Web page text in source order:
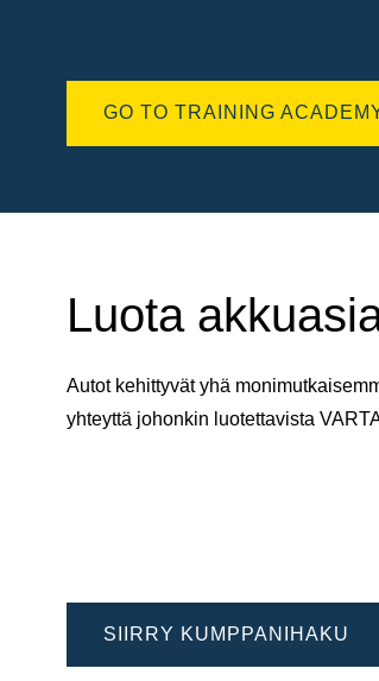
GO TO TRAINING
Luota
Autot kehittyvät yhä
yhteyttä johonkin luotettavista
SIIRRY KUMPPANIHAKU